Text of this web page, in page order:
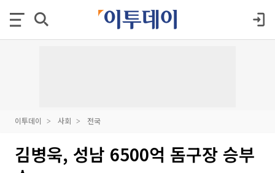
이투데이 사회 전국
김병욱, 성남 6500억 돔구장 승부